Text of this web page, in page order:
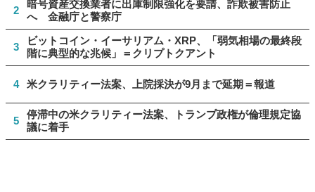
2
暗号資産交換業者に出庫制限強化を要請、詐欺被害防止
へ 金融庁と警察庁
3
ビットコイン・イーサリアム・XRP、「弱気相場の最終段
階に典型的な兆候」＝クリプトクアント
4 米クラリティー法案、上院採決が9月まで延期＝報道
5
停滞中の米クラリティー法案、トランプ政権が倫理規定協
議に着手